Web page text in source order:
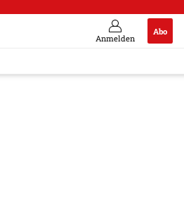
Anmelden
Abo